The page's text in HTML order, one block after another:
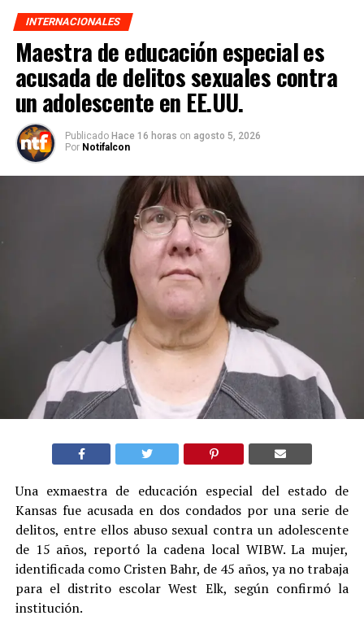
INTERNACIONALES
Maestra de educación especial es
acusada de delitos sexuales contra
un adolescente en EE.UU.
Publicado Hace 16 horas on agosto 5, 2026
Por Notifalcon
Una exmaestra de educación especial del estado de
Kansas fue acusada en dos condados por una serie de
delitos, entre ellos abuso sexual contra un adolescente
de 15 años, reportó la cadena local WIBW. La mujer,
identificada como Cristen Bahr, de 45 años, ya no trabaja
para el distrito escolar West Elk, según confirmó la
institución.